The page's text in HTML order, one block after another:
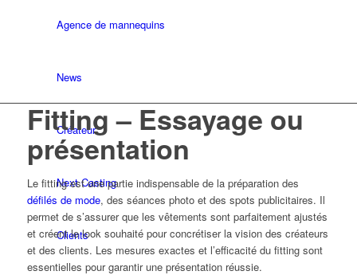
Agence de mannequins
News
Créateur
Next Casting
Clients
Fitting – Essayage ou
présentation
Le fitting est une partie indispensable de la préparation des
défilés de mode, des séances photo et des spots publicitaires. Il
permet de s’assurer que les vêtements sont parfaitement ajustés
et créent le look souhaité pour concrétiser la vision des créateurs
et des clients. Les mesures exactes et l’efficacité du fitting sont
essentielles pour garantir une présentation réussie.